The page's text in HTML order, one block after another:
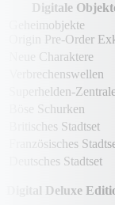
Digitale
Geheimobjekte
Origin Pre-Order
Neue Charaktere
Verbrechenswellen
Superhelden-
Böse Schurken
Britisches Stadtset
Französisches
Deutsches Stadtset
Digital Deluxe